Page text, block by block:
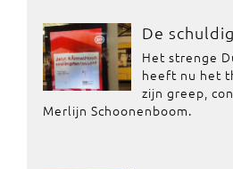
De
Het strenge
heeft nu het
zijn greep,
Merlijn Schoonenboom.